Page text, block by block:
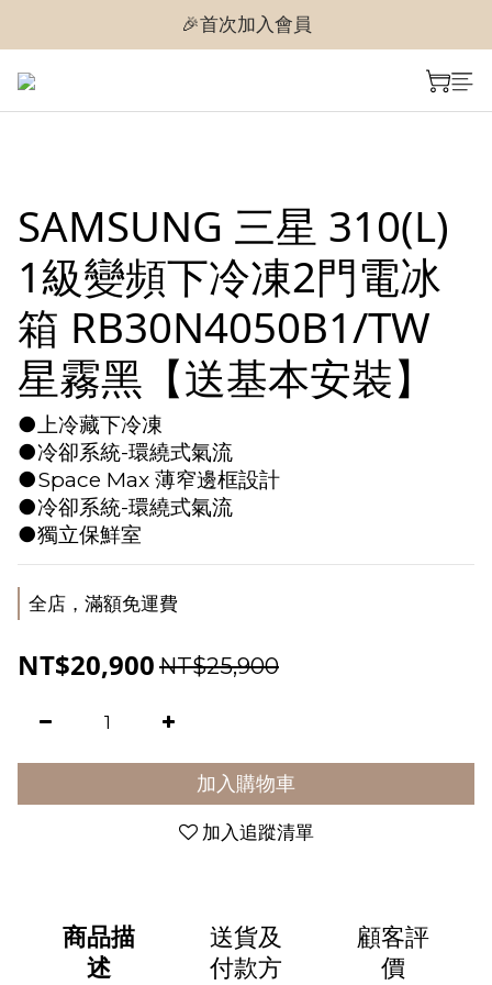
🎉首次加入會員
🎉首次加入會員
SAMSUNG 三星 310(L)
1級變頻下冷凍2門電冰
箱 RB30N4050B1/TW
星霧黑【送基本安裝】
●上冷藏下冷凍
●冷卻系統-環繞式氣流
●Space Max 薄窄邊框設計
●冷卻系統-環繞式氣流
●獨立保鮮室
全店，滿額免運費
NT$20,900 NT$25,900
加入購物車
加入追蹤清單
商品描
述
送貨及
付款方
顧客評
價